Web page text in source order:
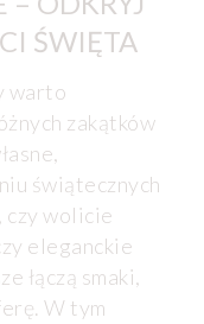
ŚWIĘTA
warto
zakątków
świątecznych
czy wolicie
eleganckie
łączą smaki,
W tym